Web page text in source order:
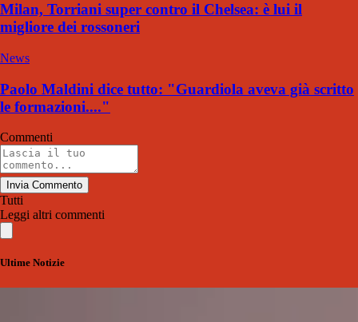
Milan, Torriani super contro il Chelsea: è lui il
migliore dei rossoneri
News
Paolo Maldini dice tutto: "Guardiola aveva già scritto
le formazioni...."
Commenti
Invia Commento
Tutti
Leggi altri commenti
Ultime Notizie